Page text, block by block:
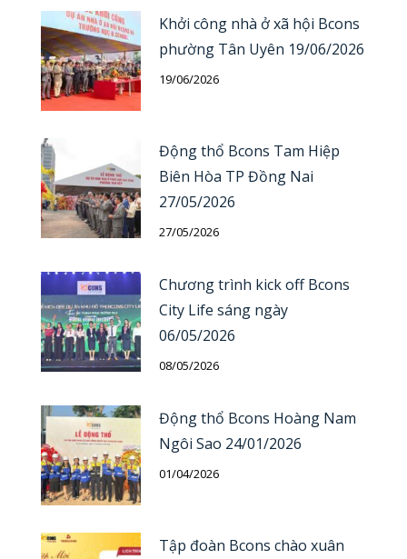
Khởi công nhà ở xã hội Bcons
phường Tân Uyên 19/06/2026
19/06/2026
Động thổ Bcons Tam Hiệp
Biên Hòa TP Đồng Nai
27/05/2026
27/05/2026
Chương trình kick off Bcons
City Life sáng ngày
06/05/2026
08/05/2026
Động thổ Bcons Hoàng Nam
Ngôi Sao 24/01/2026
01/04/2026
Tập đoàn Bcons chào xuân